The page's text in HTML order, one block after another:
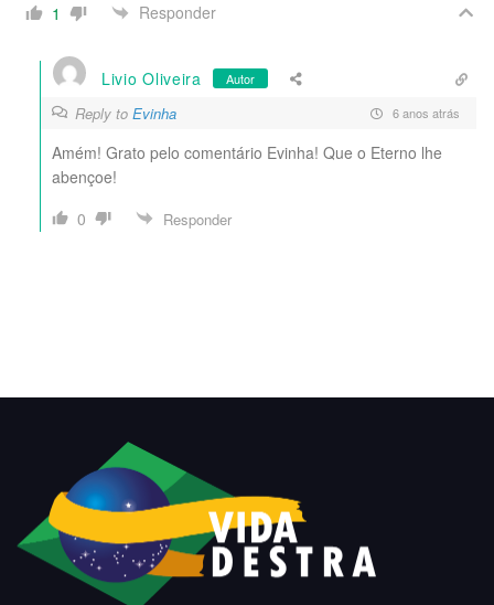
1
Responder
Livio Oliveira Autor
Reply to Evinha 6 anos atrás
Amém! Grato pelo comentário Evinha! Que o Eterno lhe
abençoe!
0
Responder